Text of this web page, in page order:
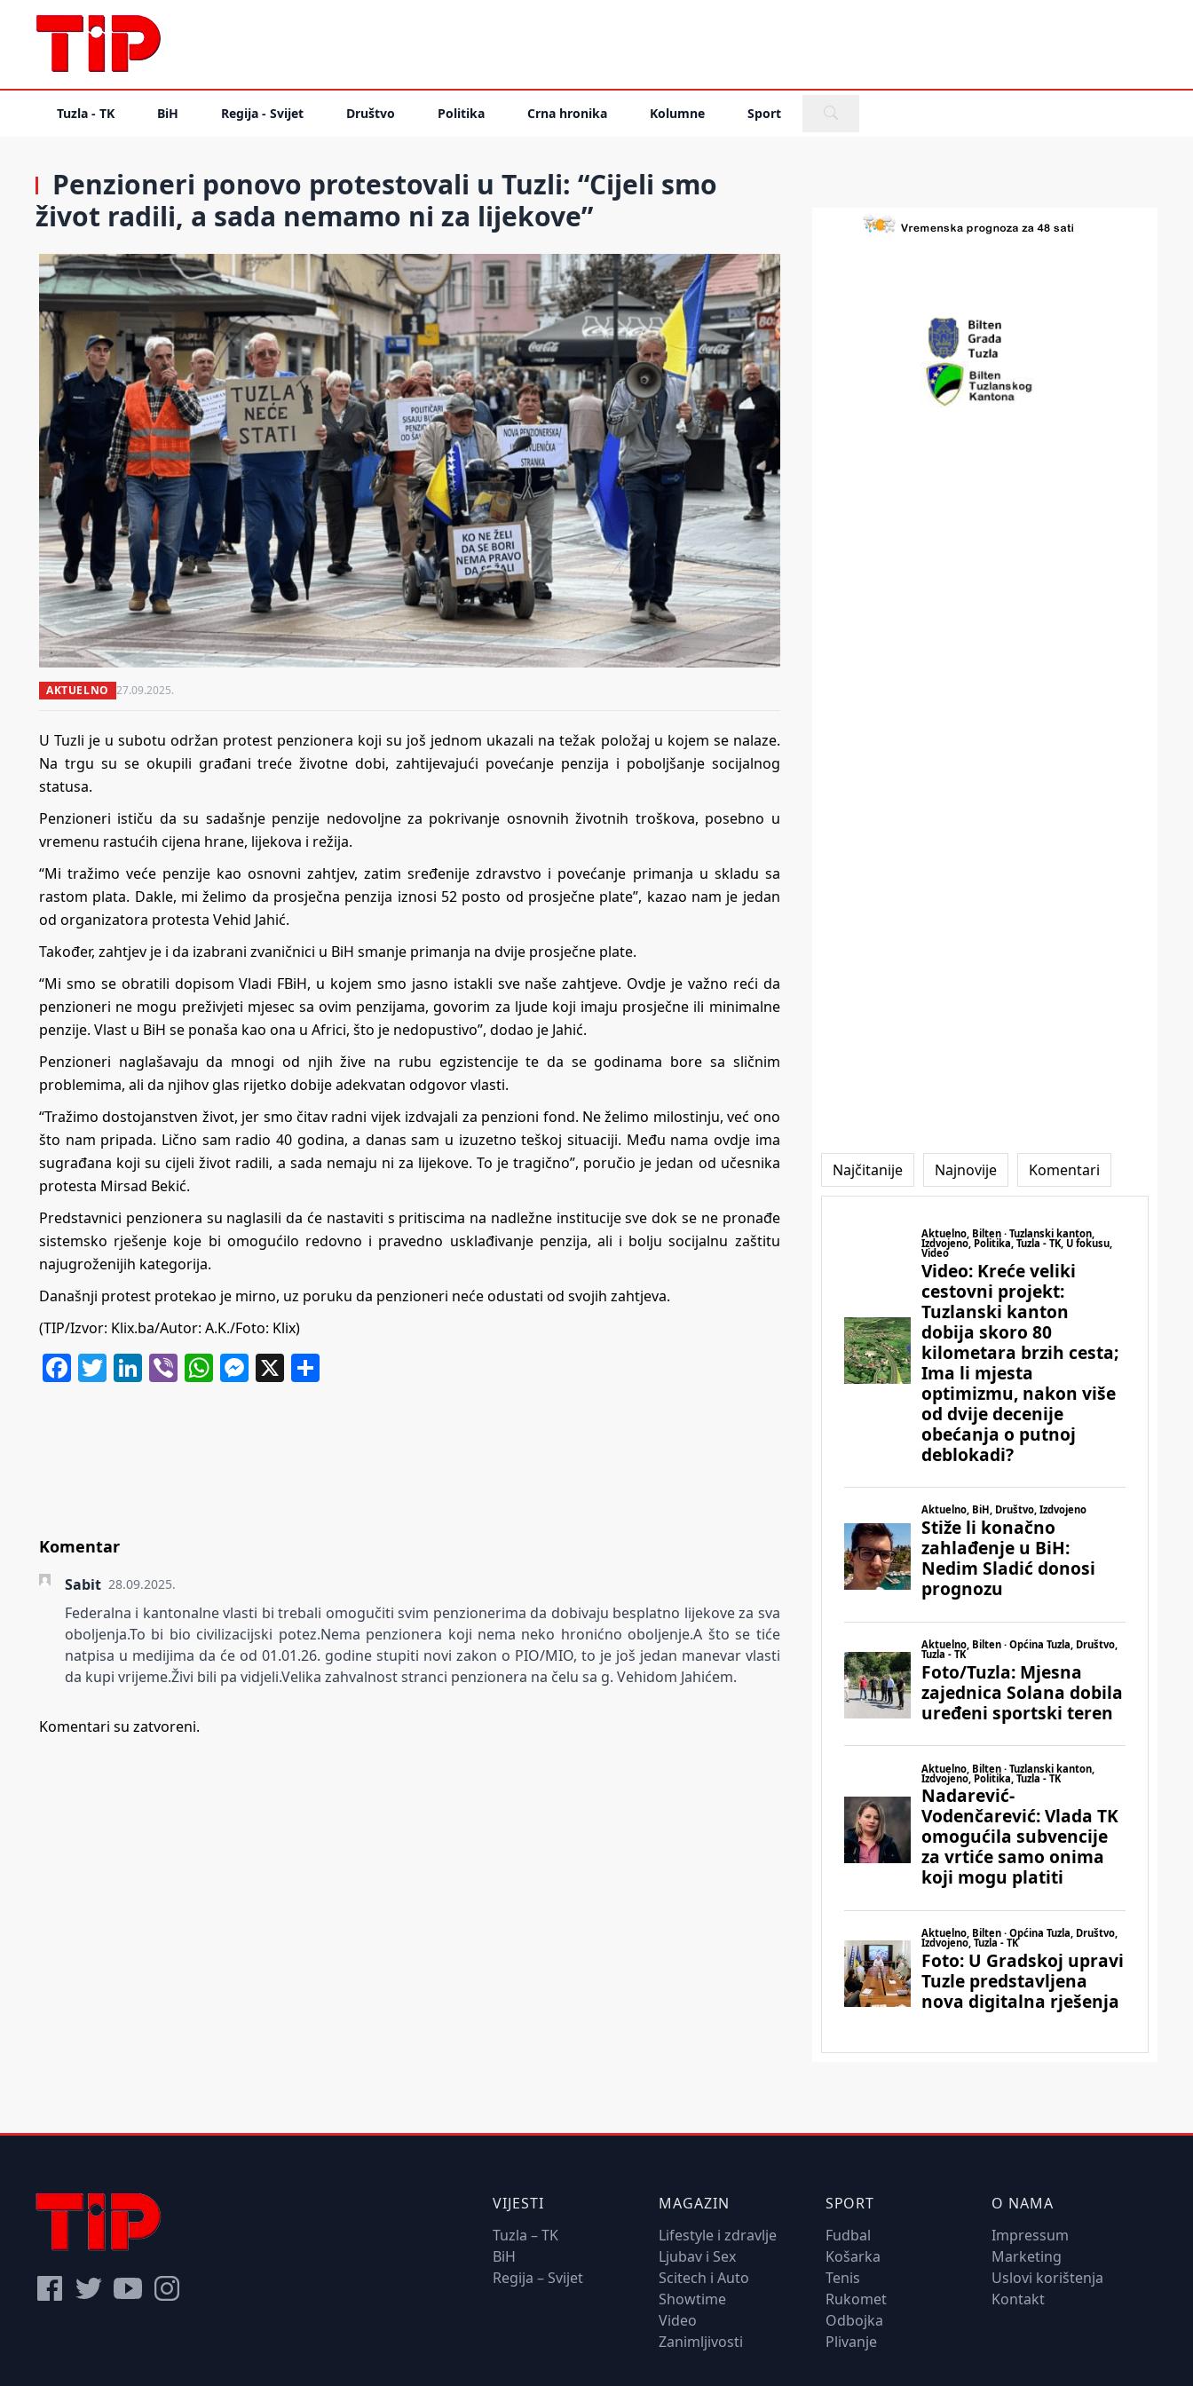
Tuzla - TK BiH Regija - Svijet Društvo Politika Crna hronika Kolumne Sport
Penzioneri ponovo protestovali u Tuzli: “Cijeli smo
život radili, a sada nemamo ni za lijekove”
AKTUELNO 27.09.2025.
U Tuzli je u subotu održan protest penzionera koji su još jednom ukazali na težak položaj u kojem se nalaze.
Na trgu su se okupili građani treće životne dobi, zahtijevajući povećanje penzija i poboljšanje socijalnog
statusa.
Penzioneri ističu da su sadašnje penzije nedovoljne za pokrivanje osnovnih životnih troškova, posebno u
vremenu rastućih cijena hrane, lijekova i režija.
“Mi tražimo veće penzije kao osnovni zahtjev, zatim sređenije zdravstvo i povećanje primanja u skladu sa
rastom plata. Dakle, mi želimo da prosječna penzija iznosi 52 posto od prosječne plate”, kazao nam je jedan
od organizatora protesta Vehid Jahić.
Također, zahtjev je i da izabrani zvaničnici u BiH smanje primanja na dvije prosječne plate.
“Mi smo se obratili dopisom Vladi FBiH, u kojem smo jasno istakli sve naše zahtjeve. Ovdje je važno reći da
penzioneri ne mogu preživjeti mjesec sa ovim penzijama, govorim za ljude koji imaju prosječne ili minimalne
penzije. Vlast u BiH se ponaša kao ona u Africi, što je nedopustivo”, dodao je Jahić.
Penzioneri naglašavaju da mnogi od njih žive na rubu egzistencije te da se godinama bore sa sličnim
problemima, ali da njihov glas rijetko dobije adekvatan odgovor vlasti.
“Tražimo dostojanstven život, jer smo čitav radni vijek izdvajali za penzioni fond. Ne želimo milostinju, već ono
što nam pripada. Lično sam radio 40 godina, a danas sam u izuzetno teškoj situaciji. Među nama ovdje ima
sugrađana koji su cijeli život radili, a sada nemaju ni za lijekove. To je tragično”, poručio je jedan od učesnika
protesta Mirsad Bekić.
Predstavnici penzionera su naglasili da će nastaviti s pritiscima na nadležne institucije sve dok se ne pronađe
sistemsko rješenje koje bi omogućilo redovno i pravedno usklađivanje penzija, ali i bolju socijalnu zaštitu
najugroženijih kategorija.
Današnji protest protekao je mirno, uz poruku da penzioneri neće odustati od svojih zahtjeva.
(TIP/Izvor: Klix.ba/Autor: A.K./Foto: Klix)
Facebook
Twitter
LinkedIn
ViberWhatsApp
Messenger
X
Komentar
Sabit 28.09.2025.
Federalna i kantonalne vlasti bi trebali omogučiti svim penzionerima da dobivaju besplatno lijekove za sva
oboljenja.To bi bio civilizacijski potez.Nema penzionera koji nema neko hronićno oboljenje.A što se tiće
natpisa u medijima da će od 01.01.26. godine stupiti novi zakon o PIO/MIO, to je još jedan manevar vlasti
da kupi vrijeme.Živi bili pa vidjeli.Velika zahvalnost stranci penzionera na čelu sa g. Vehidom Jahićem.
Komentari su zatvoreni.
Najčitanije Najnovije Komentari
VIJESTI
Tuzla – TK
BiH
Regija – Svijet
MAGAZIN
Lifestyle i zdravlje
Ljubav i Sex
Scitech i Auto
Showtime
Video
Zanimljivosti
SPORT
Fudbal
Košarka
Tenis
Rukomet
Odbojka
Plivanje
O NAMA
Impressum
Marketing
Uslovi korištenja
Kontakt